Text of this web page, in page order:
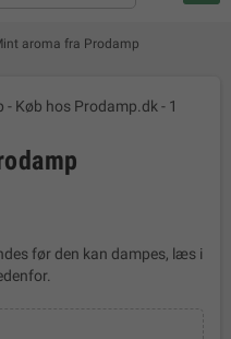
aroma fra Prodamp
før den kan dampes, læs i